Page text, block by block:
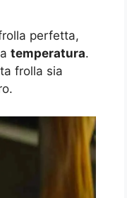
perfetta,
temperatura.
frolla sia